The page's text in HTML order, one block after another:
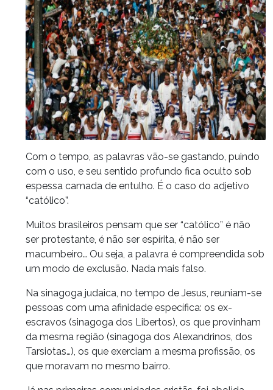
Com o tempo, as palavras vão-se gastando, puindo
com o uso, e seu sentido profundo fica oculto sob
espessa camada de entulho. É o caso do adjetivo
“católico”.
Muitos brasileiros pensam que ser “católico” é não
ser protestante, é não ser espírita, é não ser
macumbeiro… Ou seja, a palavra é compreendida sob
um modo de exclusão. Nada mais falso.
Na sinagoga judaica, no tempo de Jesus, reuniam-se
pessoas com uma afinidade específica: os ex-
escravos (sinagoga dos Libertos), os que provinham
da mesma região (sinagoga dos Alexandrinos, dos
Tarsiotas…), os que exerciam a mesma profissão, os
que moravam no mesmo bairro.